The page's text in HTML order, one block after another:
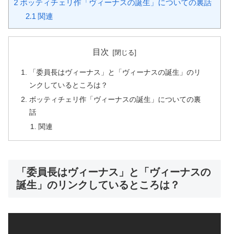
2 ボッティチェリ作「ヴィーナスの誕生」についての裏話
2.1 関連
目次
「委員長はヴィーナス」と「ヴィーナスの誕生」のリ
ンクしているところは？
ボッティチェリ作「ヴィーナスの誕生」についての裏
話
関連
「委員長はヴィーナス」と「ヴィーナスの
誕生」のリンクしているところは？